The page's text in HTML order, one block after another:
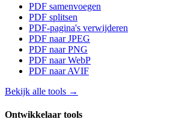
PDF samenvoegen
PDF splitsen
PDF-pagina's verwijderen
PDF naar JPEG
PDF naar PNG
PDF naar WebP
PDF naar AVIF
Bekijk alle tools →
Ontwikkelaar tools